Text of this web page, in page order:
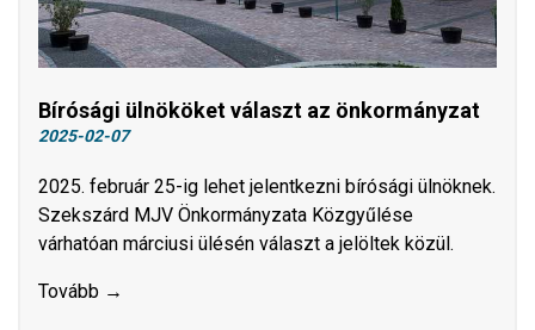
Bírósági ülnököket választ az önkormányzat
2025-02-07
2025. február 25-ig lehet jelentkezni bírósági ülnöknek.
Szekszárd MJV Önkormányzata Közgyűlése
várhatóan márciusi ülésén választ a jelöltek közül.
Tovább →